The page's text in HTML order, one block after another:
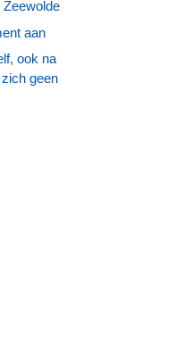
aan
ook na
geen